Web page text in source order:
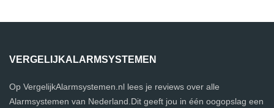
VERGELIJKALARMSYSTEMEN
Op VergelijkAlarmsystemen.nl lees je reviews over alle
Alarmsystemen van Nederland.Dit geeft jou in één oogopslag een